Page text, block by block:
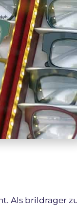
Als brildrager